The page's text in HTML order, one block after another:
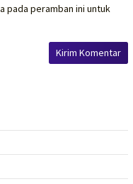
pada peramban ini untuk